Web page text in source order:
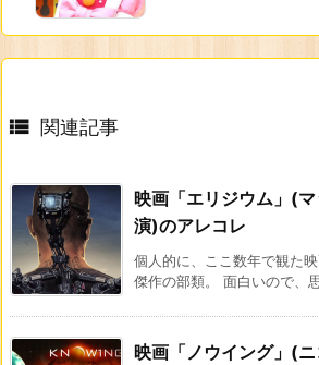
 関連記事
映画「エリジウム」(
演)のアレコレ
個人的に、ここ数年で観た
傑作の部類。 面白いので、
映画「ノウイング」(